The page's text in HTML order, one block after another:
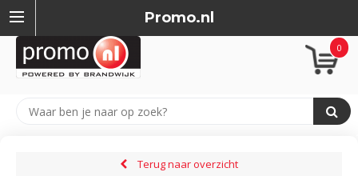
Promo.nl
0
Terug naar overzicht